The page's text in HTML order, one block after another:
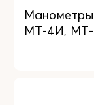
МТ-4И,